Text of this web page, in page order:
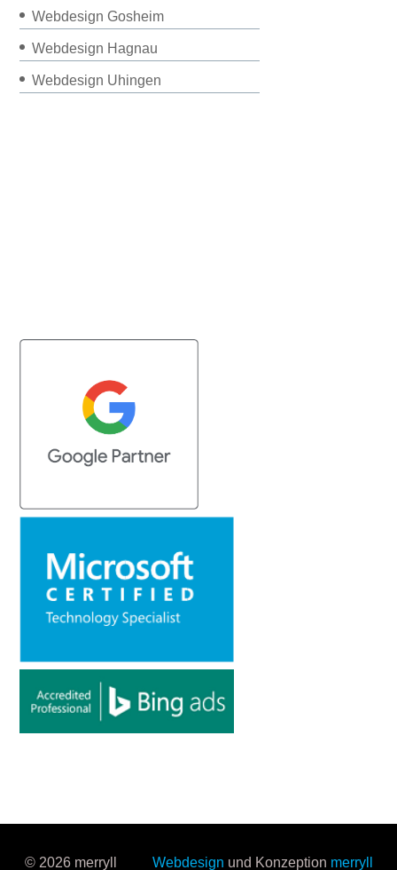
Webdesign Gosheim
Webdesign Hagnau
Webdesign Uhingen
© 2026 merryll Webdesign und Konzeption merryll